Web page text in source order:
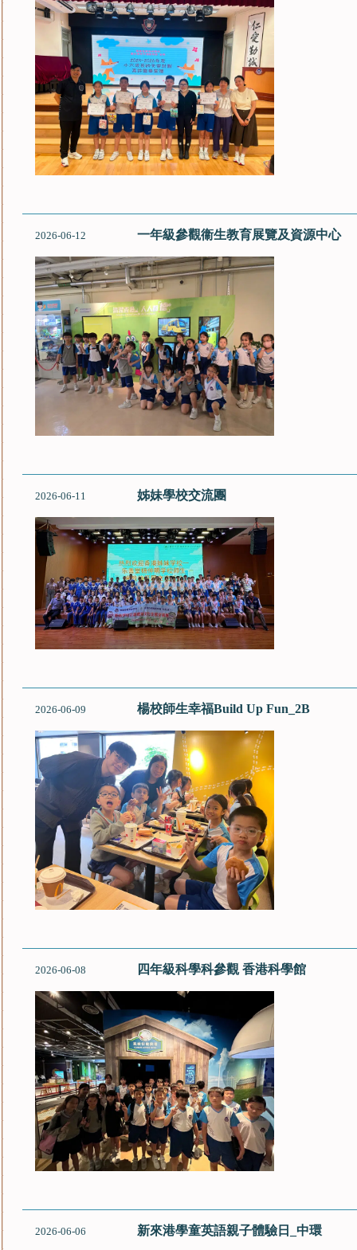
2026-06-12 一年級參觀衞生教育展覽及資源中心
2026-06-11 姊妹學校交流團
2026-06-09 楊校師生幸福Build Up Fun_2B
2026-06-08 四年級科學科參觀 香港科學館
2026-06-06 新來港學童英語親子體驗日_中環